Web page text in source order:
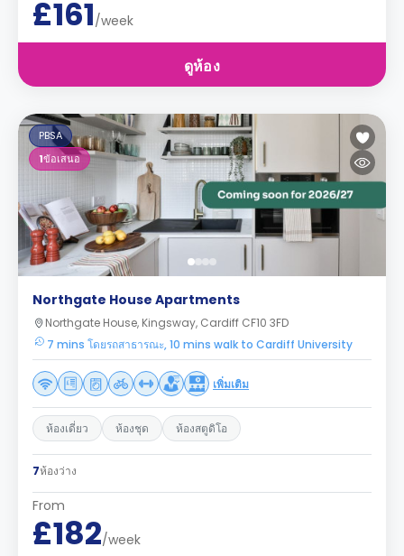
£161/week
ดูห้อง
PBSA
1ข้อเสนอ
Northgate House Apartments
Northgate House, Kingsway, Cardiff CF10 3FD
7 mins โดยรถสาธารณะ, 10 mins walk to Cardiff University
เพิ่มเติม
ห้องเดี่ยว ห้องชุด ห้องสตูดิโอ
7ห้องว่าง
From
£182/week